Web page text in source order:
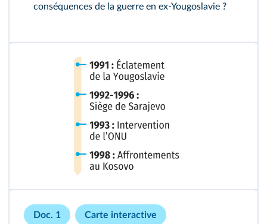
conséquences de la guerre en ex-Yougoslavie ?
Doc. 1 Carte interactive